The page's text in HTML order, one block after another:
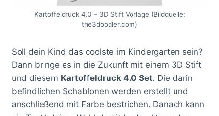
Kartoffeldruck 4.0 – 3D Stift Vorlage (Bildquelle:
the3doodler.com)
Soll dein Kind das coolste im Kindergarten sein?
Dann bringe es in die Zukunft mit einem 3D Stift
und diesem Kartoffeldruck 4.0 Set. Die darin
befindlichen Schablonen werden erstellt und
anschließend mit Farbe bestrichen. Danach kann